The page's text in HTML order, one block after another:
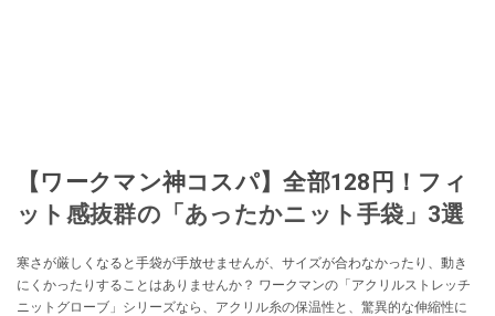
【ワークマン神コスパ】全部128円！フィ
ット感抜群の「あったかニット手袋」3選
寒さが厳しくなると手袋が手放せませんが、サイズが合わなかったり、動き
にくかったりすることはありませんか？ ワークマンの「アクリルストレッチ
ニットグローブ」シリーズなら、アクリル糸の保温性と、驚異的な伸縮性に